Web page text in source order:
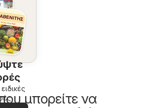
μπορείτε να